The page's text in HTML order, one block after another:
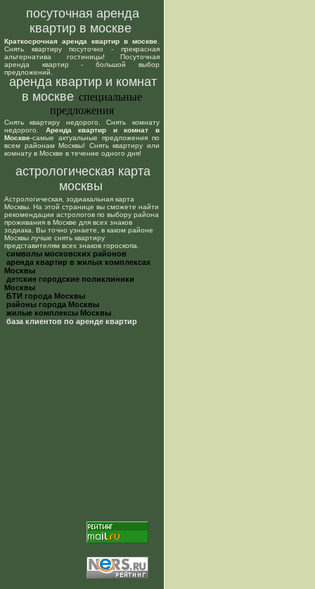
посуточная аренда
квартир в москве
Краткосрочная аренда квартир в москве
Снять квартиру посуточно - прекрасная
альтернатива гостиницы! Посуточная
аренда квартир - большой выбор
предложений.
аренда квартир и комнат
в москве специальные
предложения
Снять квартиру недорого. Снять комнату
недорого. Аренда квартир и комнат в
Москве-самые актуальные предложения по
всем районам Москвы! Снять квартиру или
комнату в Москве в течение одного дня!
астрологическая карта
москвы
Астрологическая, зодиакальная карта
Москвы. На этой странице вы сможете найти
рекомендации астрологов по выбору района
проживания в Москве для всех знаков
зодиака. Вы точно узнаете, в каком районе
Москвы лучше снять квартиру
представителям всех знаков гороскопа.
cимволы московских районов
аренда квартир в жилых комплексах
Москвы
детские городские поликлиники
Москвы
БТИ города Москвы
районы города Москвы
жилые комплексы Москвы
база клиентов по аренде квартир